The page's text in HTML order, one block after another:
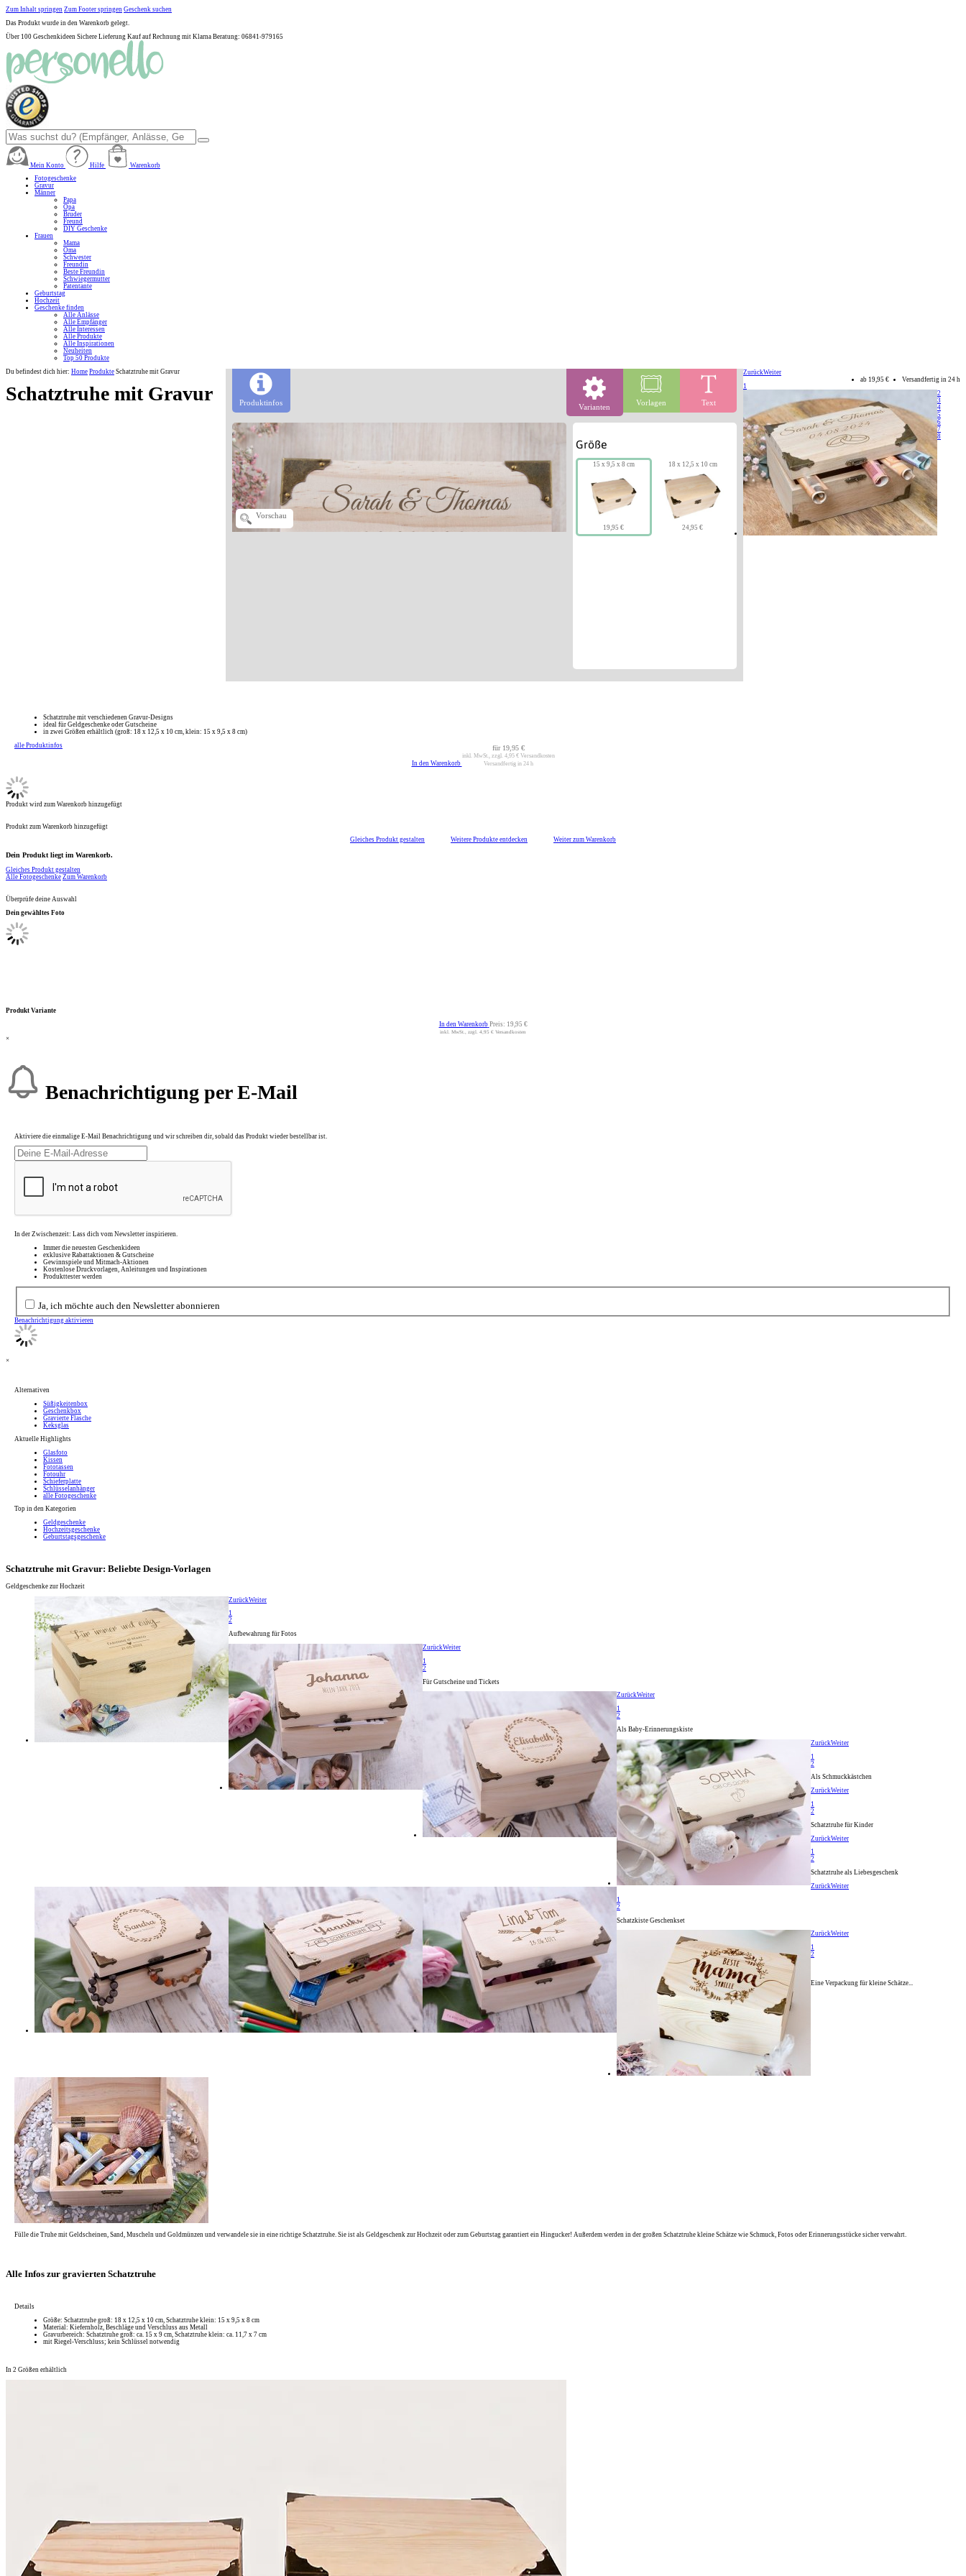
Zum Inhalt springen Zum Footer springen Geschenk suchen
Das Produkt wurde in den Warenkorb gelegt.
Über 100 Geschenkideen Sichere Lieferung Kauf auf Rechnung mit Klarna Beratung: 06841-979165
Mein Konto Hilfe
Warenkorb
Fotogeschenke
Gravur
Männer
Papa
Opa
Bruder
Freund
DIY Geschenke
Frauen
Mama
Oma
Schwester
Freundin
Beste Freundin
Schwiegermutter
Patentante
Geburtstag
Hochzeit
Geschenke finden
Alle Anlässe
Alle Empfänger
Alle Interessen
Alle Produkte
Alle Inspirationen
Neuheiten
Top 50 Produkte
Du befindest dich hier: Home Produkte Schatztruhe mit Gravur
Schatztruhe mit Gravur
ab 19,95 € Versandfertig in 24 h
Produktinfos Varianten Vorlagen Text
Vorschau
Größe
15 x 9,5 x 8 cm
19,95 €
18 x 12,5 x 10 cm
24,95 €
ZurückWeiter
1
2
3
4
5
6
7
8
Schatztruhe mit verschiedenen Gravur-Designs
ideal für Geldgeschenke oder Gutscheine
in zwei Größen erhältlich (groß: 18 x 12,5 x 10 cm, klein: 15 x 9,5 x 8 cm)
alle Produktinfos
In den Warenkorb
für 19,95 €
inkl. MwSt., zzgl. 4,95 €Versandkosten
Versandfertig in 24 h
Produkt wird zum Warenkorb hinzugefügt
Produkt zum Warenkorb hinzugefügt
Gleiches Produkt gestalten
Weitere Produkte entdecken Weiter zum Warenkorb
Dein Produkt liegt im Warenkorb.
Gleiches Produkt gestalten
Alle Fotogeschenke Zum Warenkorb
Überprüfe deine Auswahl
Dein gewähltes Foto
Produkt Variante
In den Warenkorb Preis: 19,95 €
inkl. MwSt., zzgl. 4,95 € Versandkosten
×
Benachrichtigung per E-Mail
Aktiviere die einmalige E-Mail Benachrichtigung und wir schreiben dir, sobald das Produkt wieder bestellbar ist.
In der Zwischenzeit: Lass dich vom Newsletter inspirieren.
Immer die neuesten Geschenkideen
exklusive Rabattaktionen & Gutscheine
Gewinnspiele und Mitmach-Aktionen
Kostenlose Druckvorlagen, Anleitungen und Inspirationen
Produkttester werden
Ja, ich möchte auch den Newsletter abonnieren
Benachrichtigung aktivieren
×
Alternativen
Süßigkeitenbox
Geschenkbox
Gravierte Flasche
Keksglas
Aktuelle Highlights
Glasfoto
Kissen
Fototassen
Fotouhr
Schieferplatte
Schlüsselanhänger
alle Fotogeschenke
Top in den Kategorien
Geldgeschenke
Hochzeitsgeschenke
Geburtstagsgeschenke
Schatztruhe mit Gravur: Beliebte Design-Vorlagen
Geldgeschenke zur Hochzeit
ZurückWeiter
1
2
Aufbewahrung für Fotos
ZurückWeiter
1
2
Für Gutscheine und Tickets
ZurückWeiter
1
2
Als Baby-Erinnerungskiste
ZurückWeiter
1
2
Als Schmuckkästchen
ZurückWeiter
1
2
Schatztruhe für Kinder
ZurückWeiter
1
2
Schatztruhe als Liebesgeschenk
ZurückWeiter
1
2
Schatzkiste Geschenkset
ZurückWeiter
1
2
Eine Verpackung für kleine Schätze...
Fülle die Truhe mit Geldscheinen, Sand, Muscheln und Goldmünzen und verwandele sie in eine richtige Schatztruhe. Sie ist als Geldgeschenk zur Hochzeit oder zum Geburtstag garantiert ein Hingucker! Außerdem werden in der großen Schatztruhe kleine Schätze wie Schmuck, Fotos oder Erinnerungsstücke sicher verwahrt.
Alle Infos zur gravierten Schatztruhe
Details
Größe: Schatztruhe groß: 18 x 12,5 x 10 cm, Schatztruhe klein: 15 x 9,5 x 8 cm
Material: Kiefernholz, Beschläge und Verschluss aus Metall
Gravurbereich: Schatztruhe groß: ca. 15 x 9 cm, Schatztruhe klein: ca. 11,7 x 7 cm
mit Riegel-Verschluss; kein Schlüssel notwendig
In 2 Größen erhältlich